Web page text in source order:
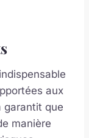
aux
garantit que
manière